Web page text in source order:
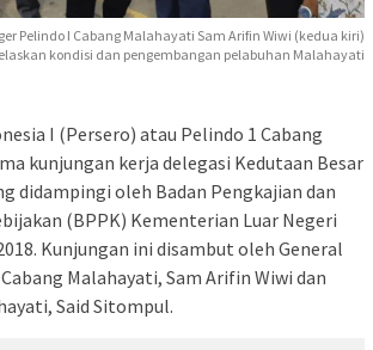
Pelindo I Cabang Malahayati Sam Arifin Wiwi (kedua kiri)
kondisi dan pengembangan pelabuhan Malahayati
I (Persero) atau Pelindo 1 Cabang
kunjungan kerja delegasi Kedutaan Besar
didampingi oleh Badan Pengkajian dan
(BPPK) Kementerian Luar Negeri
Kunjungan ini disambut oleh General
Malahayati, Sam Arifin Wiwi dan
Said Sitompul.